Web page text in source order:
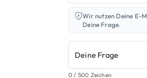
Wir nutzen Deine E-
Deine Frage.
Deine Frage
0 / 500 Zeichen